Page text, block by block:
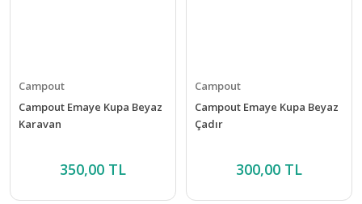
Campout
Campout Emaye Kupa Beyaz
Karavan
350,00 TL
Campout
Campout Emaye Kupa Beyaz
Çadır
300,00 TL